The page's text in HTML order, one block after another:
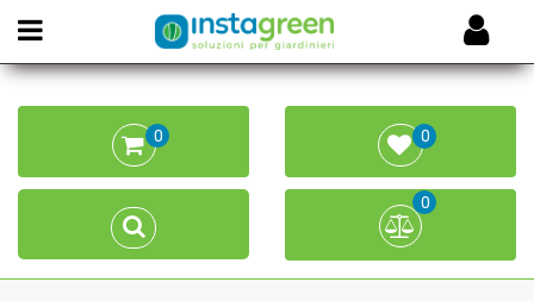
Open menu
0 0
0